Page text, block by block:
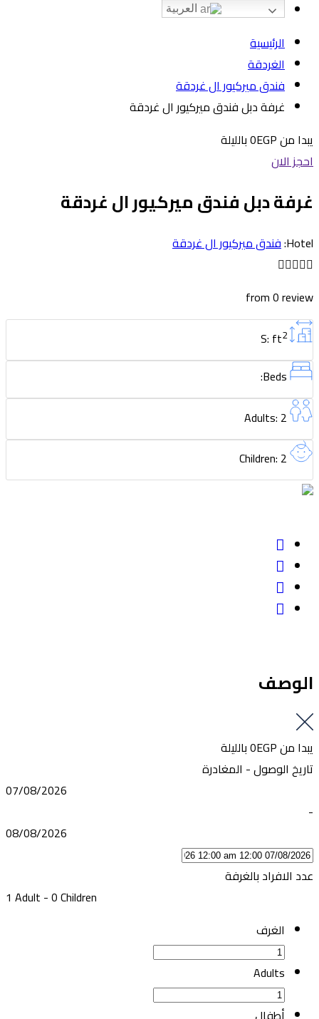
العربية
الرئيسية
الغردقة
فندق ميركيور ال غردقة
غرفة دبل فندق ميركيور ال غردقة
يبدا من0EGPبالليلة
احجز الان
غرفة دبل فندق ميركيور ال غردقة
Hotel: فندق ميركيور ال غردقة
from 0 review
S: ft
2
الوصف
يبدا من0EGPبالليلة
تاريخ الوصول - المغادرة
07/08/2026
-
08/08/2026
عدد الافراد بالغرفة
1 Adult -0 Children
الغرف
Adults